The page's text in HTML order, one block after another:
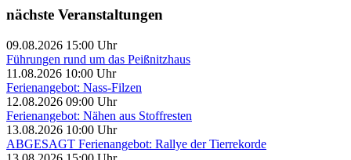
nächste Veranstaltungen
09.08.2026 15:00 Uhr
Führungen rund um das Peißnitzhaus
11.08.2026 10:00 Uhr
Ferienangebot: Nass-Filzen
12.08.2026 09:00 Uhr
Ferienangebot: Nähen aus Stoffresten
13.08.2026 10:00 Uhr
ABGESAGT Ferienangebot: Rallye der Tierrekorde